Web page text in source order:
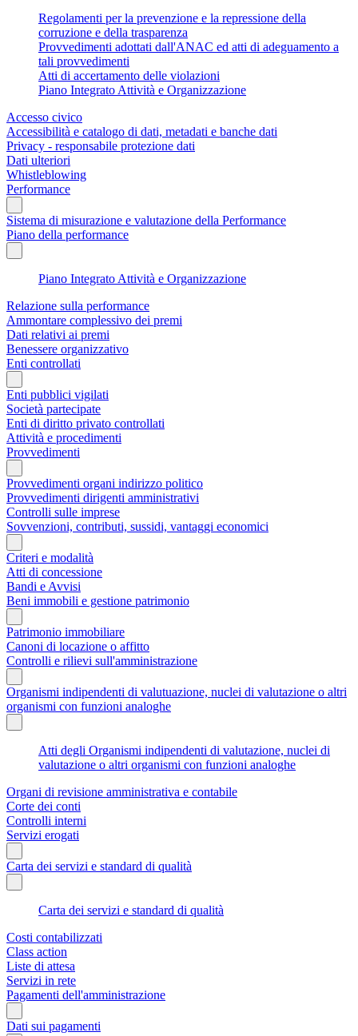
Regolamenti per la prevenzione e la repressione della
corruzione e della trasparenza
Provvedimenti adottati dall'ANAC ed atti di adeguamento a
tali provvedimenti
Atti di accertamento delle violazioni
Piano Integrato Attività e Organizzazione
Accesso civico
Accessibilità e catalogo di dati, metadati e banche dati
Privacy - responsabile protezione dati
Dati ulteriori
Whistleblowing
Performance
Sistema di misurazione e valutazione della Performance
Piano della performance
Piano Integrato Attività e Organizzazione
Relazione sulla performance
Ammontare complessivo dei premi
Dati relativi ai premi
Benessere organizzativo
Enti controllati
Enti pubblici vigilati
Società partecipate
Enti di diritto privato controllati
Attività e procedimenti
Provvedimenti
Provvedimenti organi indirizzo politico
Provvedimenti dirigenti amministrativi
Controlli sulle imprese
Sovvenzioni, contributi, sussidi, vantaggi economici
Criteri e modalità
Atti di concessione
Bandi e Avvisi
Beni immobili e gestione patrimonio
Patrimonio immobiliare
Canoni di locazione o affitto
Controlli e rilievi sull'amministrazione
Organismi indipendenti di valutuazione, nuclei di valutazione o altri
organismi con funzioni analoghe
Atti degli Organismi indipendenti di valutazione, nuclei di
valutazione o altri organismi con funzioni analoghe
Organi di revisione amministrativa e contabile
Corte dei conti
Controlli interni
Servizi erogati
Carta dei servizi e standard di qualità
Carta dei servizi e standard di qualità
Costi contabilizzati
Class action
Liste di attesa
Servizi in rete
Pagamenti dell'amministrazione
Dati sui pagamenti